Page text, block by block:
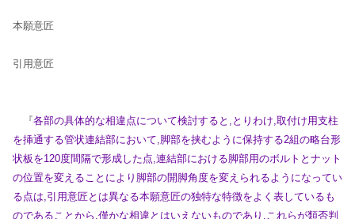
本願意匠
引用意匠
『各部の具体的な相違点について検討すると,とりわけ,取付け用支柱
を挿通する管状連結部において,脚部を挟むように保持する2組の略台形
状板を120度間隔で形成した点,連結部における脚部用のボルトとナット
の位置を変えることにより脚部の開脚角度を変えられるようになってい
る点は,引用意匠とは異なる本願意匠の独特な特徴をよく表しているも
のであることから,僅かな相違とはいえないものであり,これらが類否判